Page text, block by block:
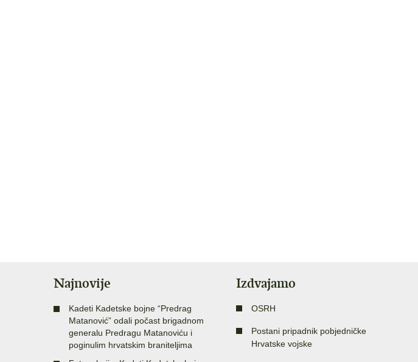
Najnovije
Kadeti Kadetske bojne “Predrag
Matanović” odali počast brigadnom
generalu Predragu Matanoviću i
poginulim hrvatskim braniteljima
Izdvajamo
OSRH
Postani pripadnik pobjedničke
Hrvatske vojske